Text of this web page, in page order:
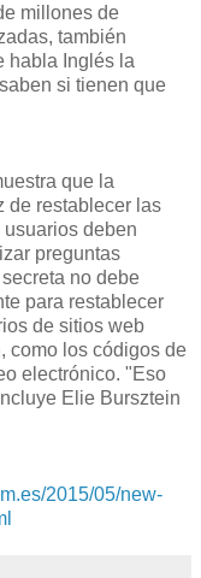
millones de
también
habla Inglés la
si tienen que
que la
de restablecer las
deben
preguntas
no debe
para restablecer
de sitios web
como los códigos de
electrónico. "Eso
Elie Bursztein
2015/05/new-